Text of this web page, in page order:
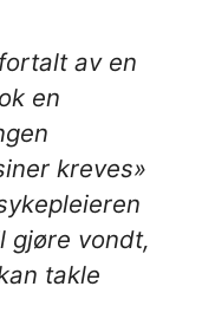
av en
en
kreves»
gjøre vondt,
takle